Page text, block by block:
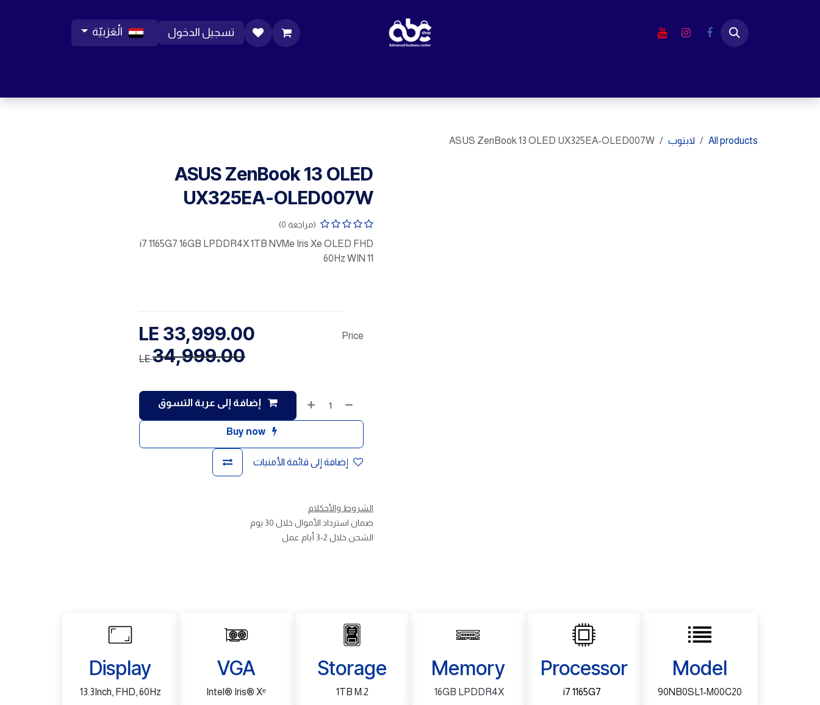
تسجيل الدخول الْعَرَبيّة
All products لابتوب ASUS ZenBook 13 OLED UX325EA-OLED007W
ASUS ZenBook 13 OLED
UX325EA-OLED007W
(مراجعة 0)
i7 1165G7 16GB LPDDR4X 1TB NVMe Iris Xe OLED FHD
60Hz WIN 11
إضافة إلى عربة التسوق
Buy now
إضافة إلى قائمة الأمنيات
Price
33,999.00
34,999.00
LE
الشروط والأحكلام
ضمان استرداد الأموال خلال 30 يوم
الشحن خلال 2-3 أيام عمل
Model
90NB0SL1-M00C20
Processor
Memory
16GB LPDDR4X
Storage
1TB M.2
VGA
Intel® Iris® Xᵉ
Display
13.3Inch, FHD, 60Hz